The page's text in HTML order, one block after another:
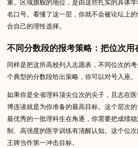
重。区域旗舰的地位，是由这些扎实的具体
名口号。看懂了这一层，你就不会被论坛上
合自己的理性选择。
不同分数段的报考策略：把位次用
同样是把这所高校列入志愿表，不同位次的
个典型的分数段给出策略，你可以对号入座。
如果你是全省理科顶尖位次的尖子，且志在
博连读就是为你准备的最高目标。这个层次
最优秀的一批理科生在角逐，你需要把成绩
制、高强度的医学训练有清醒认知。这个位
王牌当作第一冲击目标。